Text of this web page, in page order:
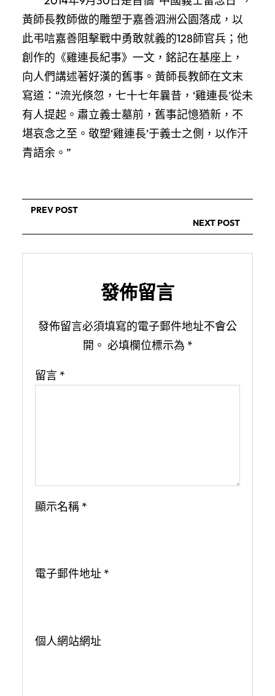
黃師長教師做的雕塑于嘉善泗洲公園落成，以
此弔唁嘉善阻擊戰中勇敢就義的128師官兵；他
創作的《雞連長紀事》一文，銘記在基座上，
向人們講述著好漢的舊事。黃師長教師在文末
寫道：“流光倏忽，七十七年曩昔，‘雞連長’從未
有人提起。肅立義士墓前，舊事記憶猶新，不
堪哀念之至。敬塑‘雞連長’于義士之側，以作汗
青語余。”
PREV POST
NEXT POST
發佈留言
發佈留言必須填寫的電子郵件地址不會公
開。 必填欄位標示為 *
留言 *
顯示名稱 *
電子郵件地址 *
個人網站網址